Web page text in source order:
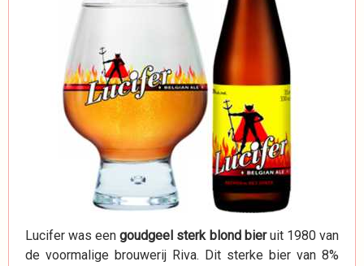
Lucifer was eengoudgeel sterk blond bieruit 1980 van
de voormalige brouwerij Riva. Dit sterke bier van 8%